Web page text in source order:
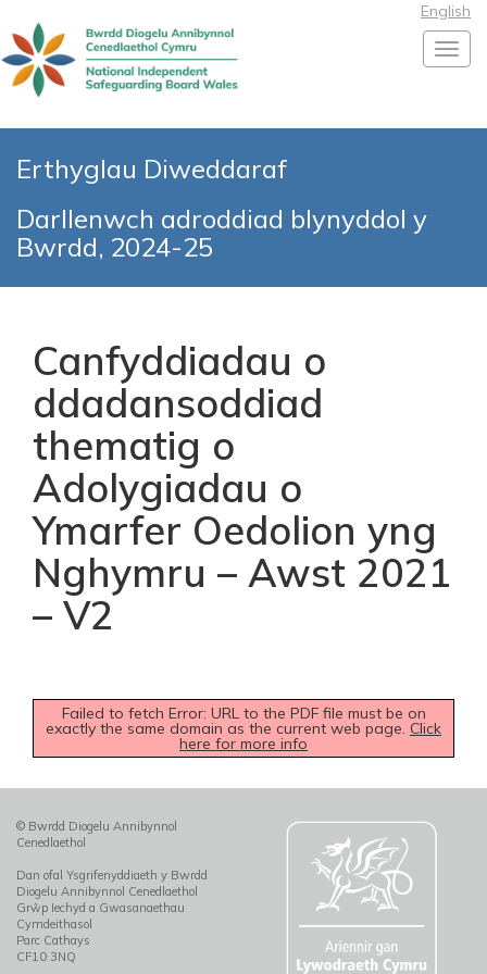
English
Erthyglau Diweddaraf
Darllenwch adroddiad blynyddol y
Bwrdd, 2024-25
Canfyddiadau o
ddadansoddiad
thematig o
Adolygiadau o
Ymarfer Oedolion yng
Nghymru – Awst 2021
– V2
Failed to fetch Error: URL to the PDF file must be on
exactly the same domain as the current web page. Click
here for more info
© Bwrdd Diogelu Annibynnol
Cenedlaethol
Dan ofal Ysgrifenyddiaeth y Bwrdd
Diogelu Annibynnol Cenedlaethol
Grŵp Iechyd a Gwasanaethau
Cymdeithasol
Parc Cathays
CF10 3NQ